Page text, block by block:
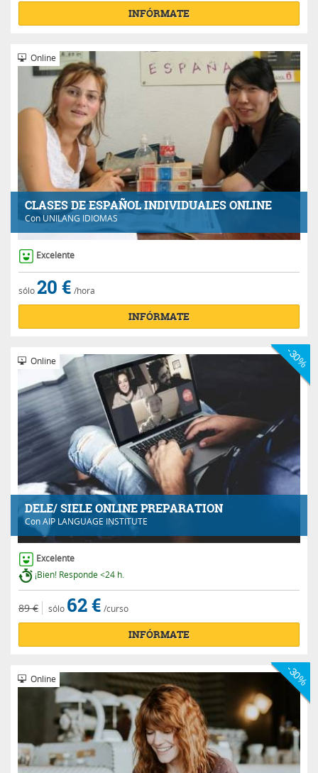
INFÓRMATE
CLASES DE ESPAÑOL INDIVIDUALES ONLINE
Con UNILANG IDIOMAS
Online
Excelente
sólo20 € /hora
INFÓRMATE
DELE/ SIELE ONLINE PREPARATION
ConAIP LANGUAGE INSTITUTE
Online -30%
Excelente
¡Bien! Responde <24 h.
89 € sólo 62 € /curso
INFÓRMATE
Online -30%